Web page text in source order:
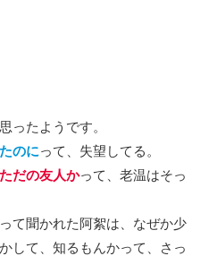
ったようです。
のにって、失望してる。
だの友人かって、老温はそっ
て聞かれた阿絮は、なぜか少
して、知るもんかって、さっ